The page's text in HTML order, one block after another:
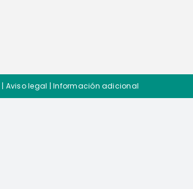
| Aviso legal |Información adicional